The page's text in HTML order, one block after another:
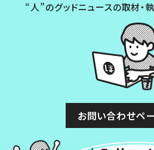
“人”のグッドニュースの取材・
お問い合わせペ